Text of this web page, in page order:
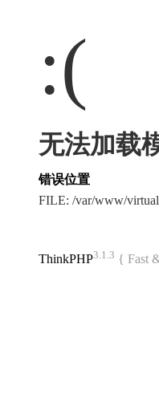
:(
无法加载
错误位置
FILE: /var/www/
ThinkPHP3.1.3 { Fast